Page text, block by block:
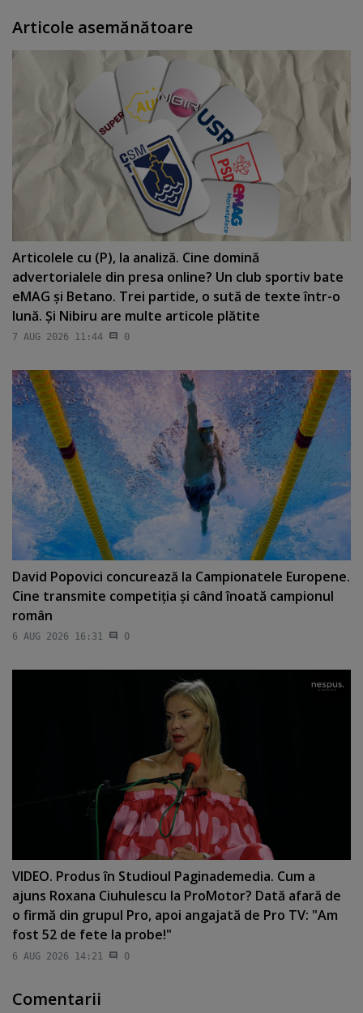
Articole asemănătoare
Articolele cu (P), la analiză. Cine domină
advertorialele din presa online? Un club sportiv bate
eMAG şi Betano. Trei partide, o sută de texte într-o
lună. Şi Nibiru are multe articole plătite
7 AUG 2026 11:44 0
David Popovici concurează la Campionatele Europene.
Cine transmite competiţia şi când înoată campionul
român
6 AUG 2026 16:31 0
VIDEO. Produs în Studioul Paginademedia. Cum a
ajuns Roxana Ciuhulescu la ProMotor? Dată afară de
o firmă din grupul Pro, apoi angajată de Pro TV: "Am
fost 52 de fete la probe!"
6 AUG 2026 14:21 0
Comentarii